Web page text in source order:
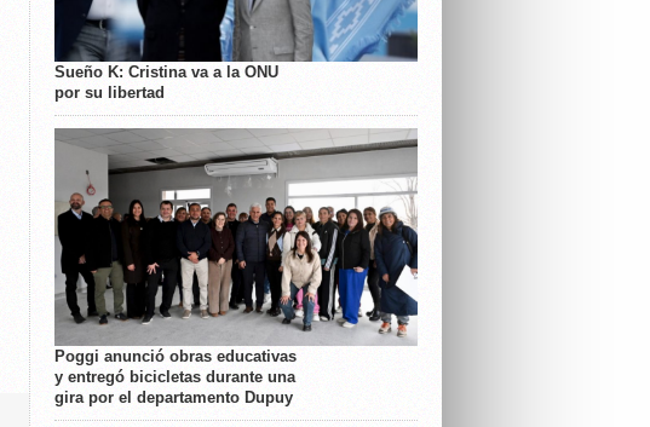
Sueño K: Cristina va a la ONU
por su libertad
Poggi anunció obras educativas
y entregó bicicletas durante una
gira por el departamento Dupuy